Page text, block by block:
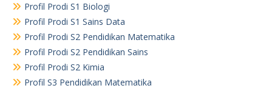
Profil Prodi S1 Biologi
Profil Prodi S1 Sains Data
Profil Prodi S2 Pendidikan Matematika
Profil Prodi S2 Pendidikan Sains
Profil Prodi S2 Kimia
Profil S3 Pendidikan Matematika